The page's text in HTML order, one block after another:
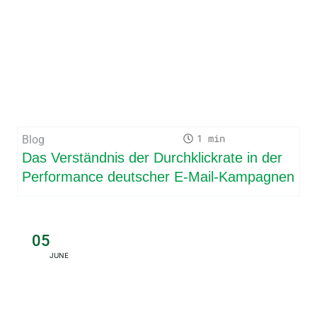
Blog 1
Das Verständnis der Durchklickrate in der
Performance deutscher E-Mail-Kampagnen
05
JUNE